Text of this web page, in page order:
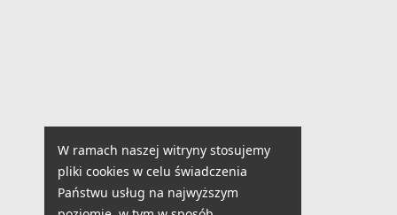
W ramach naszej witryny stosujemy
pliki cookies w celu świadczenia
Państwu usług na najwyższym